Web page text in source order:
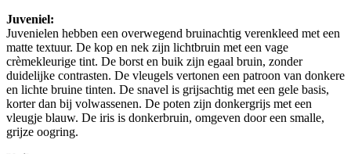
Juveniel:
Juvenielen hebben een overwegend bruinachtig verenkleed met een
matte textuur. De kop en nek zijn lichtbruin met een vage
crèmekleurige tint. De borst en buik zijn egaal bruin, zonder
duidelijke contrasten. De vleugels vertonen een patroon van donkere
en lichte bruine tinten. De snavel is grijsachtig met een gele basis,
korter dan bij volwassenen. De poten zijn donkergrijs met een
vleugje blauw. De iris is donkerbruin, omgeven door een smalle,
grijze oogring.